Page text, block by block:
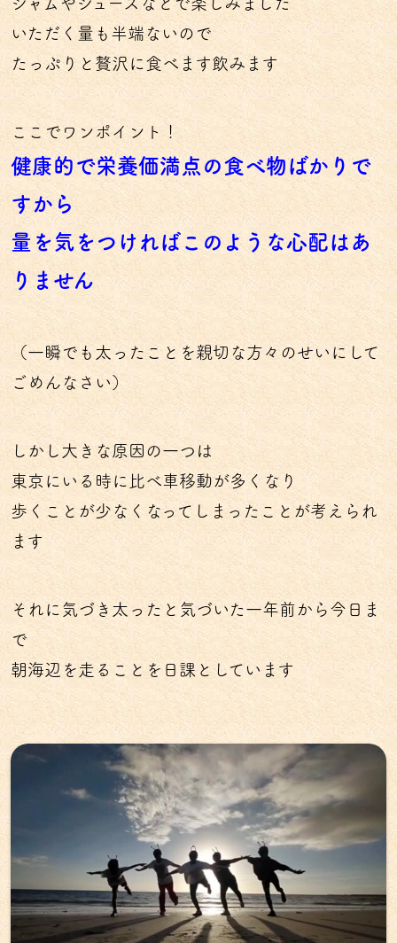
いただく量も半端ないので
たっぷりと贅沢に食べます飲みます
ここでワンポイント！
健康的で栄養価満点の食べ物ばかりで
すから
量を気をつければこのような心配はあ
りません
（一瞬でも太ったことを親切な方々のせいにして
ごめんなさい）
しかし大きな原因の一つは
東京にいる時に比べ車移動が多くなり
歩くことが少なくなってしまったことが考えられ
ます
それに気づき太ったと気づいた一年前から今日ま
で
朝海辺を走ることを日課としています